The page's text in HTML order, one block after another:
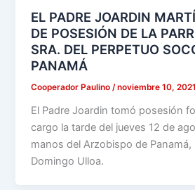
EL PADRE JOARDIN
DE POSESIÓN DE LA
SRA. DEL PERPETUO
PANAMÁ
Cooperador Paulino/noviembre 10, 2021
El Padre Joardin tomó posesión
cargo la tarde del jueves 12 de
manos del Arzobispo de
Domingo Ulloa.